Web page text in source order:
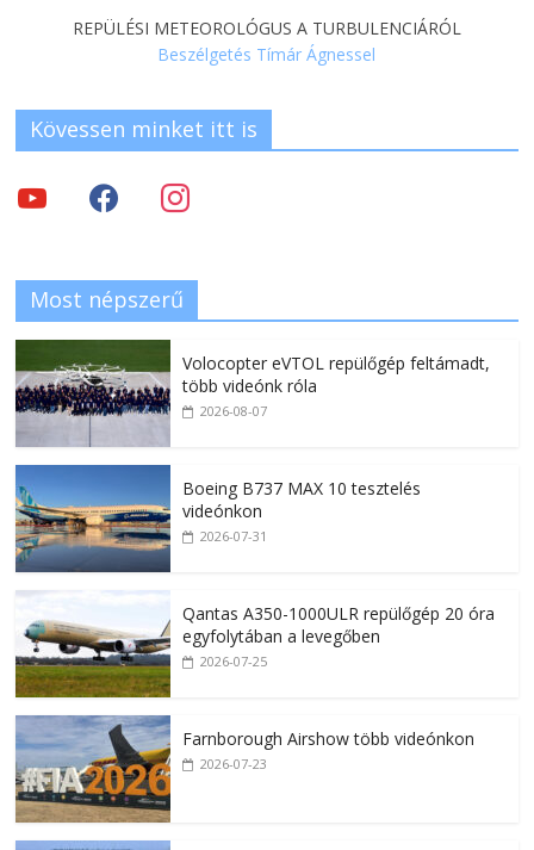
REPÜLÉSI METEOROLÓGUS A TURBULENCIÁRÓL
Beszélgetés Tímár Ágnessel
Kövessen minket itt is
Most népszerű
Volocopter eVTOL repülőgép feltámadt,
több videónk róla
2026-08-07
Boeing B737 MAX 10 tesztelés
videónkon
2026-07-31
Qantas A350-1000ULR repülőgép 20 óra
egyfolytában a levegőben
2026-07-25
Farnborough Airshow több videónkon
2026-07-23